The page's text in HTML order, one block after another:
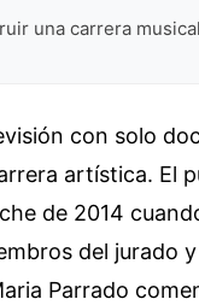
una carrera
con solo
artística. El
de 2014
del jurado
Parrado